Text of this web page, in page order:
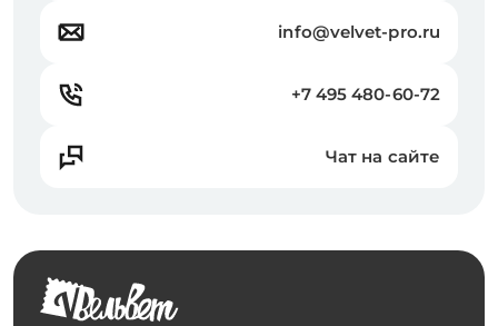
info@velvet-pro.ru
+7 495 480-60-72
Чат на сайте